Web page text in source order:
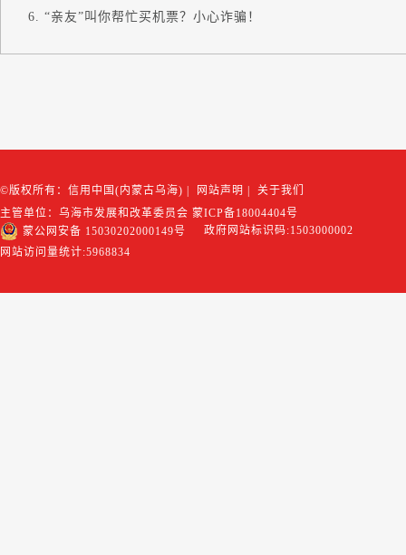
“亲友”叫你帮忙买机票？小心诈骗！
©版权所有：信用中国(内蒙古乌海) 网站声明
关于我们
主管单位：乌海市发展和改革委员会 蒙ICP备18004404号
蒙公网安备 15030202000149号
政府网站标识码:1503000002
网站访问量统计:5968834